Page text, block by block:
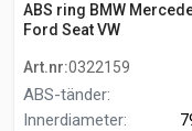
ABS ring BMW
Ford Seat VW
Art.nr:0322159
ABS-tänder:
Innerdiameter: